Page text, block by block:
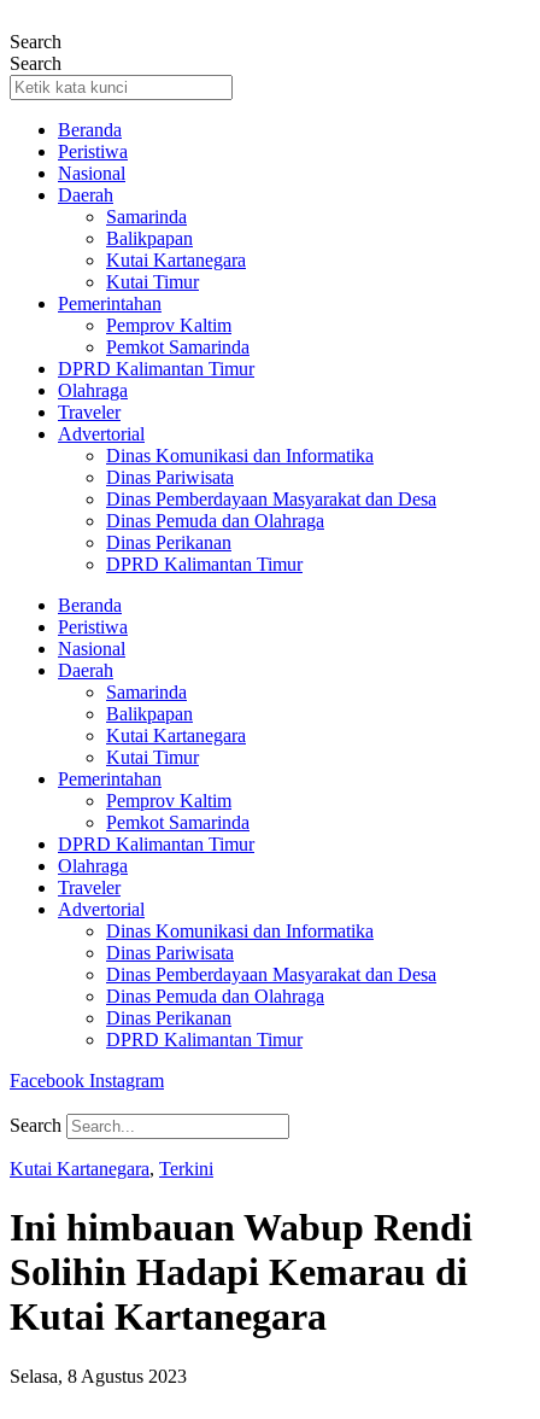
ke
konten
Search
Search
Beranda
Peristiwa
Nasional
Daerah
Samarinda
Balikpapan
Kutai Kartanegara
Kutai Timur
Pemerintahan
Pemprov Kaltim
Pemkot Samarinda
DPRD Kalimantan Timur
Olahraga
Traveler
Advertorial
Dinas Komunikasi dan Informatika
Dinas Pariwisata
Dinas Pemberdayaan Masyarakat dan Desa
Dinas Pemuda dan Olahraga
Dinas Perikanan
DPRD Kalimantan Timur
Beranda
Peristiwa
Nasional
Daerah
Samarinda
Balikpapan
Kutai Kartanegara
Kutai Timur
Pemerintahan
Pemprov Kaltim
Pemkot Samarinda
DPRD Kalimantan Timur
Olahraga
Traveler
Advertorial
Dinas Komunikasi dan Informatika
Dinas Pariwisata
Dinas Pemberdayaan Masyarakat dan Desa
Dinas Pemuda dan Olahraga
Dinas Perikanan
DPRD Kalimantan Timur
Facebook Instagram
Search
Kutai Kartanegara, Terkini
Ini himbauan Wabup Rendi
Solihin Hadapi Kemarau di
Kutai Kartanegara
Selasa, 8 Agustus 2023